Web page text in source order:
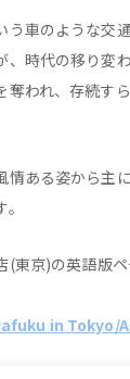
う車のような交
、時代の移り変
奪われ、存続す
情ある姿から主
(東京)の英語版
in Tokyo/